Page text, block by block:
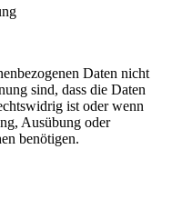
Daten nicht
sind, dass die Daten
ist oder wenn
Ausübung oder
benötigen.